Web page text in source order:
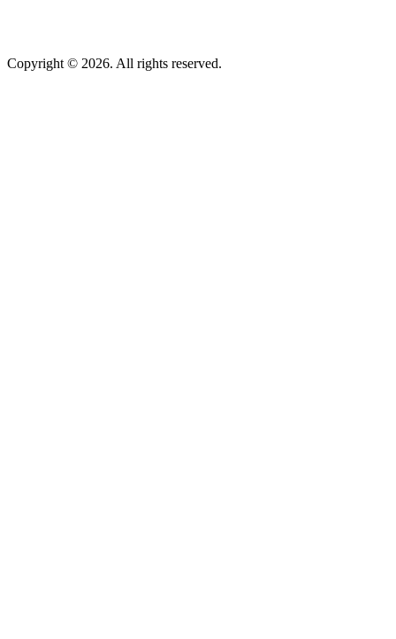
Copyright © 2026. All rights reserved.